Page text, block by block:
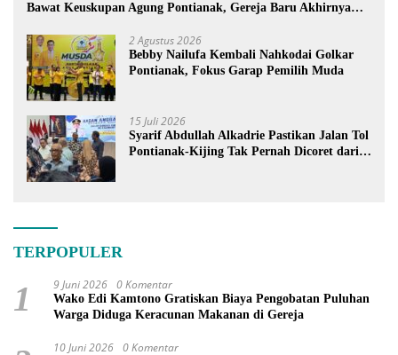
Bawat Keuskupan Agung Pontianak, Gereja Baru Akhirnya
2 Agustus 2026
Bebby Nailufa Kembali Nahkodai Golkar
Pontianak, Fokus Garap Pemilih Muda
15 Juli 2026
Syarif Abdullah Alkadrie Pastikan Jalan Tol
Pontianak-Kijing Tak Pernah Dicoret dari
TERPOPULER
1 9 Juni 2026 0 Komentar
Wako Edi Kamtono Gratiskan Biaya Pengobatan Puluhan
Warga Diduga Keracunan Makanan di Gereja
10 Juni 2026 0 Komentar